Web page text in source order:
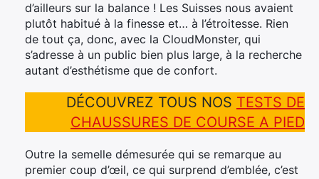
d’ailleurs sur la balance ! Les Suisses nous avaient
plutôt habitué à la finesse et… à l’étroitesse. Rien
de tout ça, donc, avec la CloudMonster, qui
s’adresse à un public bien plus large, à la recherche
autant d’esthétisme que de confort.
DÉCOUVREZ TOUS NOS TESTS DE
CHAUSSURES DE COURSE A PIED
Outre la semelle démesurée qui se remarque au
premier coup d’œil, ce qui surprend d’emblée, c’est